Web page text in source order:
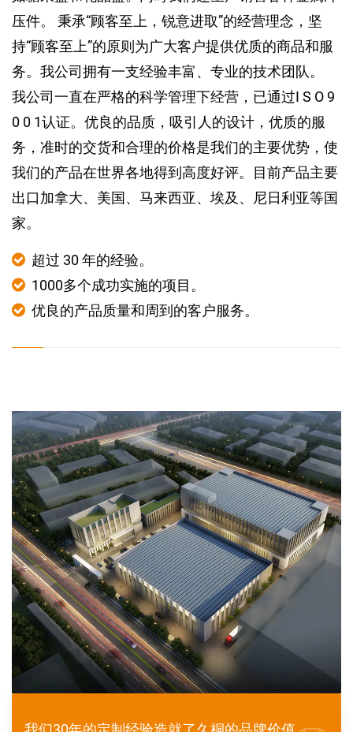
压件。 秉承“顾客至上，锐意进取”的经营理念，坚
持“顾客至上”的原则为广大客户提供优质的商品和服
务。我公司拥有一支经验丰富、专业的技术团队。
我公司一直在严格的科学管理下经营，已通过I S O 9
0 0 1认证。优良的品质，吸引人的设计，优质的服
务，准时的交货和合理的价格是我们的主要优势，使
我们的产品在世界各地得到高度好评。目前产品主要
出口加拿大、美国、马来西亚、埃及、尼日利亚等国
家。
超过 30 年的经验。
1000多个成功实施的项目。
优良的产品质量和周到的客户服务。